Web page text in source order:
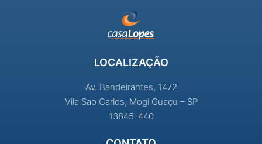
LOCALIZAÇÃO
Av. Bandeirantes, 1472
Vila Sao Carlos, Mogi Guaçu – SP
13845-440